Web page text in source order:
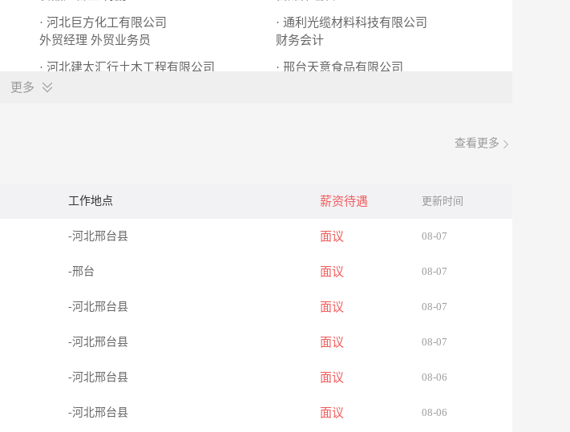
· 河北巨方化工有限公司
外贸经理 外贸业务员
· 通利光缆材料科技有限公司
财务会计
· 河北建太汇行土木工程有限公司
测量员
· 邢台天意食品有限公司
更多
查看更多
工作地点 薪资待遇 更新时间
-河北邢台县 面议 08-07
-邢台 面议 08-07
-河北邢台县 面议 08-07
-河北邢台县 面议 08-07
-河北邢台县 面议 08-06
-河北邢台县 面议 08-06